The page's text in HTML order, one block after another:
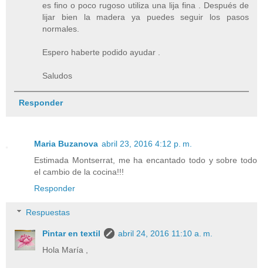
es fino o poco rugoso utiliza una lija fina . Después de
lijar bien la madera ya puedes seguir los pasos
normales.
Espero haberte podido ayudar .
Saludos
Responder
Maria Buzanova abril 23, 2016 4:12 p. m.
Estimada Montserrat, me ha encantado todo y sobre todo
el cambio de la cocina!!!
Responder
Respuestas
Pintar en textil
abril 24, 2016 11:10 a. m.
Hola María ,